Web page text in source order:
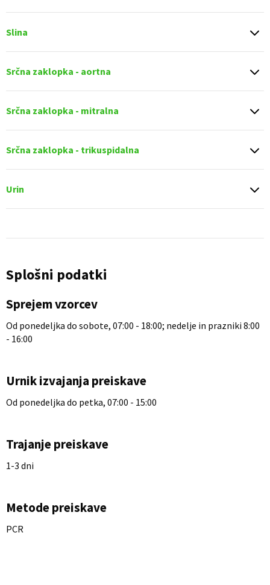
Slina
Srčna zaklopka - aortna
Srčna zaklopka - mitralna
Srčna zaklopka - trikuspidalna
Urin
Splošni podatki
Sprejem vzorcev
Od ponedeljka do sobote, 07:00 - 18:00; nedelje in prazniki 8:00
- 16:00
Urnik izvajanja preiskave
Od ponedeljka do petka, 07:00 - 15:00
Trajanje preiskave
1-3 dni
Metode preiskave
PCR